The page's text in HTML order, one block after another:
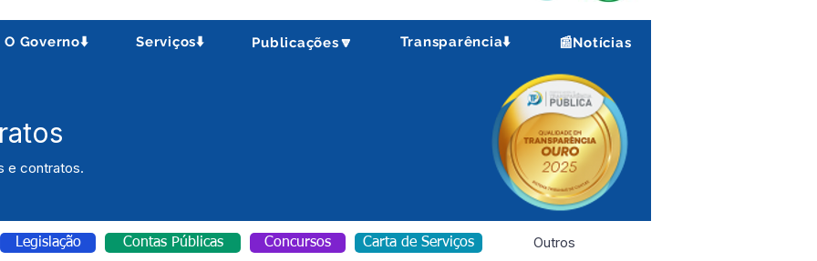
O Governo⬇️ Serviços⬇️ Publicações🔽 Transparência⬇️ 📰Notícias
e contratos.
Legislação Contas Públicas Concursos Carta de Serviços Outros